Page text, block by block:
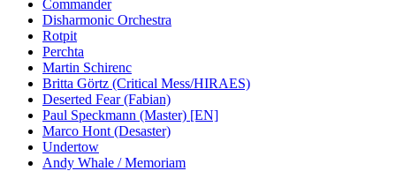
Commander
Disharmonic Orchestra
Rotpit
Perchta
Martin Schirenc
Britta Görtz (Critical Mess/HIRAES)
Deserted Fear (Fabian)
Paul Speckmann (Master) [EN]
Marco Hont (Desaster)
Undertow
Andy Whale / Memoriam